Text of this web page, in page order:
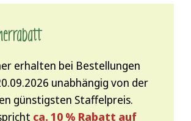
erhalten bei Bestellungen
unabhängig von der
günstigsten Staffelpreis.
ca. 10 % Rabatt auf